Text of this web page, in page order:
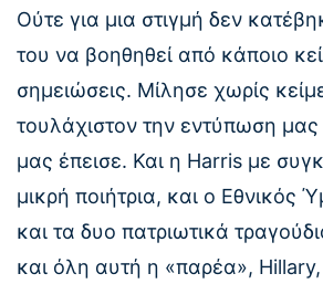
Ούτε για μια στιγμή δεν
του να βοηθηθεί από κάποιο
σημειώσεις. Μίλησε χωρίς
τουλάχιστον την εντύπωση
μας έπεισε. Και η Harris με
μικρή ποιήτρια, και ο Εθνικός
και τα δυο πατριωτικά
και όλη αυτή η «παρέα»,